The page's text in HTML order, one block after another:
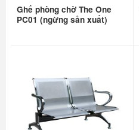
Ghế phòng chờ The One
PC01 (ngừng sản xuất)